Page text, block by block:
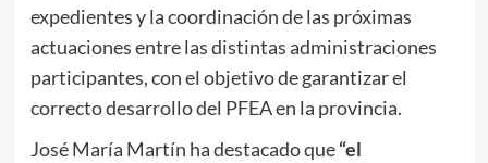
expedientes y la coordinación de las próximas
actuaciones entre las distintas administraciones
participantes, con el objetivo de garantizar el
correcto desarrollo del PFEA en la provincia.
José María Martín ha destacado que“el